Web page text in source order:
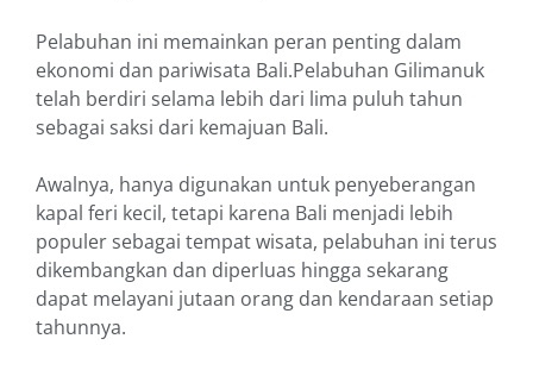
Pelabuhan ini memainkan peran penting dalam
ekonomi dan pariwisata Bali.Pelabuhan Gilimanuk
telah berdiri selama lebih dari lima puluh tahun
sebagai saksi dari kemajuan Bali.
Awalnya, hanya digunakan untuk penyeberangan
kapal feri kecil, tetapi karena Bali menjadi lebih
populer sebagai tempat wisata, pelabuhan ini terus
dikembangkan dan diperluas hingga sekarang
dapat melayani jutaan orang dan kendaraan setiap
tahunnya.